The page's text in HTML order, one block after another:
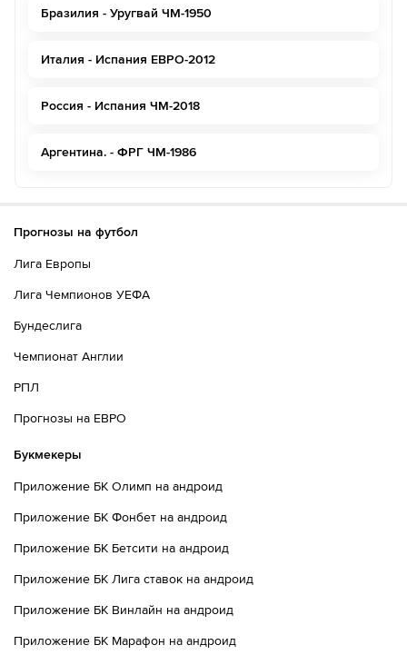
Бразилия - Уругвай ЧМ-1950
Италия - Испания ЕВРО-2012
Россия - Испания ЧМ-2018
Аргентина. - ФРГ ЧМ-1986
Прогнозы на футбол
Лига Европы
Лига Чемпионов УЕФА
Бундеслига
Чемпионат Англии
РПЛ
Прогнозы на ЕВРО
Букмекеры
Приложение БК Олимп на андроид
Приложение БК Фонбет на андроид
Приложение БК Бетсити на андроид
Приложение БК Лига ставок на андроид
Приложение БК Винлайн на андроид
Приложение БК Марафон на андроид